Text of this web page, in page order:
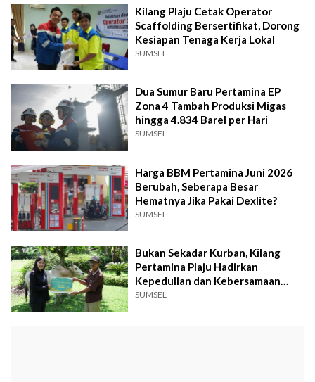
Kilang Plaju Cetak Operator
Scaffolding Bersertifikat, Dorong
Kesiapan Tenaga Kerja Lokal
SUMSEL
Dua Sumur Baru Pertamina EP
Zona 4 Tambah Produksi Migas
hingga 4.834 Barel per Hari
SUMSEL
Harga BBM Pertamina Juni 2026
Berubah, Seberapa Besar
Hematnya Jika Pakai Dexlite?
SUMSEL
Bukan Sekadar Kurban, Kilang
Pertamina Plaju Hadirkan
Kepedulian dan Kebersamaan
untuk Warga
SUMSEL